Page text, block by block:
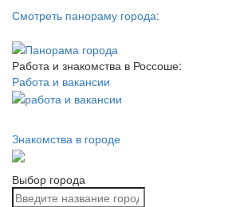
Смотреть панораму города:
Работа и знакомства в Россоше:
Работа и вакансии
Знакомства в городе
Выбор города